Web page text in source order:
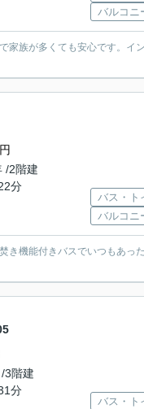
バルコニ
族が多くても安心です。イ
/2階建
分
バス・ト
バルコニ
機能付きバスでいつもあっ
3階建
分
バス・ト